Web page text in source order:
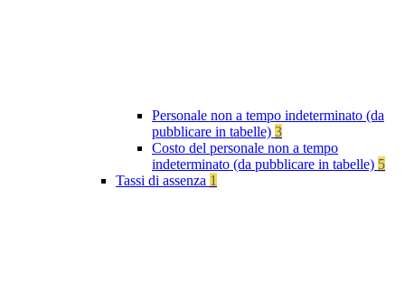
Personale non a tempo indeterminato (da
pubblicare in tabelle) 3
Costo del personale non a tempo
indeterminato (da pubblicare in tabelle) 5
Tassi di assenza 1